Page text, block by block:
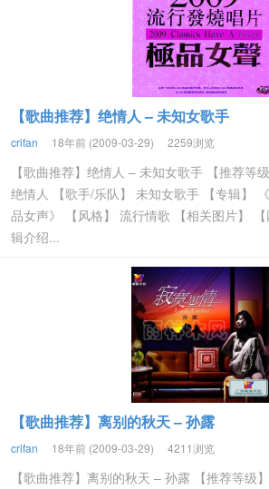
【歌曲推荐】绝情人 – 未知女歌手
crifan 18年前 (2009-03-29) 2259浏览
【歌曲推荐】绝情人 – 未知女歌手 【推荐
绝情人 【歌手/乐队】 未知女歌手 【专辑】
品女声》 【风格】 流行情歌 【相关图片】
辑介绍...
【歌曲推荐】离别的秋天 – 孙露
crifan 18年前 (2009-03-29) 4211浏览
【歌曲推荐】离别的秋天 – 孙露 【推荐等